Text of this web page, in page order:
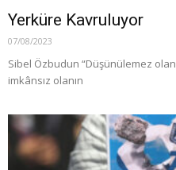
Yerküre Kavruluyor
07/08/2023
Sibel Özbudun “Düşünülemez
imkânsız olanın